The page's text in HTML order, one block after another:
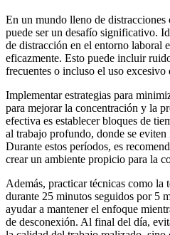
En un mundo lleno de distracciones
puede ser un desafío significativo.
de distracción en el entorno laboral
eficazmente. Esto puede incluir
frecuentes o incluso el uso
Implementar estrategias para
para mejorar la concentración y la
efectiva es establecer bloques de
al trabajo profundo, donde se eviten
Durante estos períodos, es
crear un ambiente propicio para la
Además, practicar técnicas como
durante 25 minutos seguidos por 5
ayudar a mantener el enfoque
de desconexión. Al final del día,